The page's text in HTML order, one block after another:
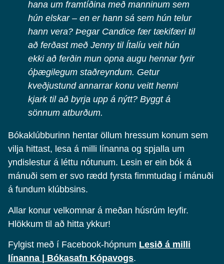
hana um framtíðina með manninum sem
hún elskar – en er hann sá sem hún telur
hann vera? Þegar Candice fær tækifæri til
að ferðast með Jenny til Ítalíu veit hún
ekki að ferðin mun opna augu hennar fyrir
óþægilegum staðreyndum. Getur
kveðjustund annarrar konu veitt henni
kjark til að byrja upp á nýtt? Byggt á
sönnum atburðum.
Bókaklúbburinn hentar öllum hressum konum sem
vilja hittast, lesa á milli línanna og spjalla um
yndislestur á léttu nótunum. Lesin er ein bók á
mánuði sem er svo rædd fyrsta fimmtudag í mánuði
á fundum klúbbsins.
Allar konur velkomnar á meðan húsrúm leyfir.
Hlökkum til að hitta ykkur!
Fylgist með í Facebook-hópnum Lesið á milli
línanna | Bókasafn Kópavogs.